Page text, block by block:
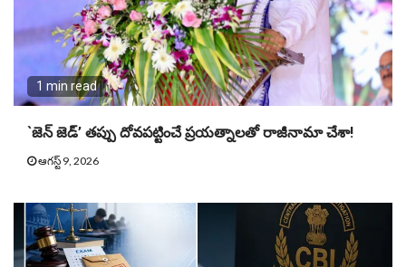
1 min read
`జెన్ జెడ్’ తప్పు దోవపట్టించే ప్రయత్నాలతో రాజీనామా చేశా!
ఆగస్ట్ 9, 2026